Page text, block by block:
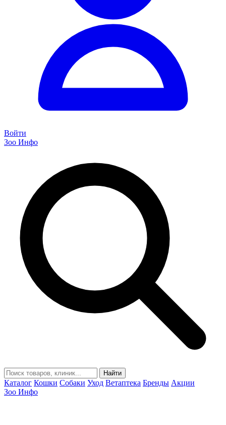
Войти
Зоо Инфо
Найти
Каталог Кошки Собаки Уход Ветаптека Бренды Акции
Зоо Инфо